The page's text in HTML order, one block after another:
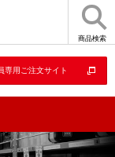
商品検索
専用ご注文サイト